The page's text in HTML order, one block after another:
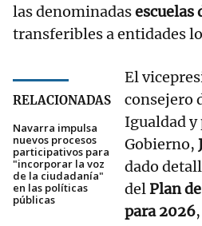
las denominadasescuelas
transferibles a entidades
RELACIONADAS
Navarra impulsa
nuevos procesos
participativos para
"incorporar la voz
de la ciudadanía"
en las políticas
públicas
El
consejero
Igualdad
Gobierno,
dado
delPlan
para 2026